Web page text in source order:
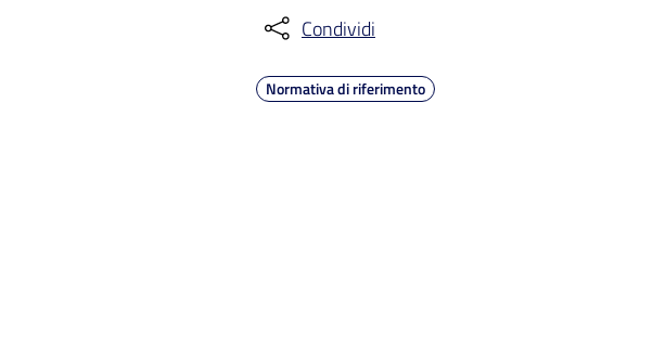
Condividi
Normativa di riferimento